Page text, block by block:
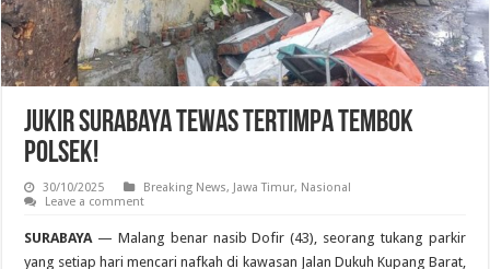
Jukir Surabaya Tewas Tertimpa Tembok
Polsek!
30/10/2025 Breaking News, Jawa Timur, Nasional
Leave a comment
SURABAYA — Malang benar nasib Dofir (43), seorang tukang parkir
yang setiap hari mencari nafkah di kawasan Jalan Dukuh Kupang Barat,